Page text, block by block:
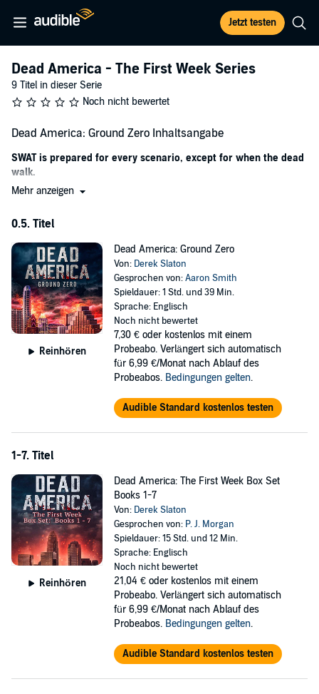
Jetzt testen
Dead America - The First Week Series
9 Titel in dieser Serie
Noch nicht bewertet
Dead America: Ground Zero Inhaltsangabe
SWAT is prepared for every scenario, except for when the dead
walk.
In the early morning hours of Day Zero, Brandon Shelton and the
Texas campus. As the situation goes from bad to worse, they
Dead America: Ground Zerois a prequel to the long-running Dead
America series. With 47 books in print, and dozens more planned
for 2021, the zombie apocalypse is raging.
©2020 Derek Slaton (P)2022 Derek Slaton
Mehr anzeigen
0.5. Titel
Reinhören
Dead America: Ground Zero
Von: Derek Slaton
Gesprochen von:Aaron Smith
Spieldauer: 1 Std. und 39 Min.
Sprache: Englisch
Noch nicht bewertet
7,30 € oder kostenlos mit einem
Probeabo. Verlängert sich automatisch
für 6,99 €/Monat nach Ablauf des
Probeabos. Bedingungen gelten.
Audible Standard kostenlos testen
1-7. Titel
Reinhören
Dead America: The First Week Box Set
Books 1-7
Von: Derek Slaton
Gesprochen von: P. J. Morgan
Spieldauer: 15 Std. und 12 Min.
Sprache: Englisch
Noch nicht bewertet
21,04 € oder kostenlos mit einem
Probeabo. Verlängert sich automatisch
für 6,99 €/Monat nach Ablauf des
Probeabos. Bedingungen gelten.
Audible Standard kostenlos testen